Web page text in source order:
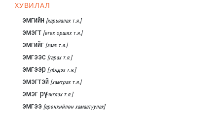
ХУВИЛАЛ
эмгийн [харьяалах т.я.]
эмэгт [өгөх орших т.я.]
эмгийг [заах т.я.]
эмгээс [гарах т.я.]
эмгээр [үйлдэх т.я.]
эмэгтэй [хамтрах т.я.]
эмэг рүү [чиглэх т.я.]
эмгээ [ерөнхийлөн хамаатуулах]